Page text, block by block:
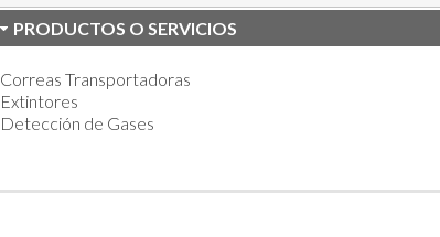
PRODUCTOS O SERVICIOS
Correas Transportadoras
Extintores
Detección de Gases